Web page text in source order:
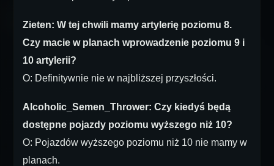
Zieten: W tej chwili mamy artylerię poziomu 8.
Czy macie w planach wprowadzenie poziomu 9 i
10 artylerii?
O: Definitywnie nie w najbliższej przyszłości.
Alcoholic_Semen_Thrower: Czy kiedyś będą
dostępne pojazdy poziomu wyższego niż 10?
O: Pojazdów wyższego poziomu niż 10 nie mamy w
planach.